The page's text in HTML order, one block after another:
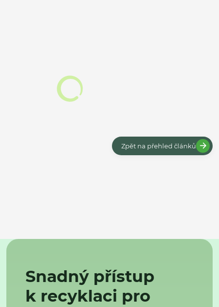
Zpět na přehled článků
Snadný přístup
k recyklaci pro